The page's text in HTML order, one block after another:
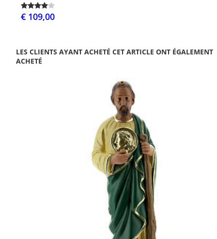
€ 109,00
LES CLIENTS AYANT ACHETÉ CET ARTICLE ONT ÉGALEMENT
ACHETÉ